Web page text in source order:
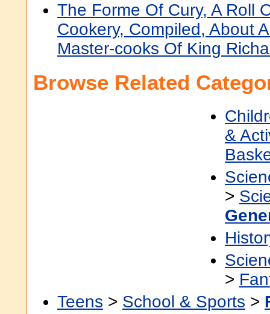
The Forme Of Cury, A Roll
Cookery, Compiled, About
Master-cooks Of King
Browse Related
&
>
>
Teens > School & Sports >